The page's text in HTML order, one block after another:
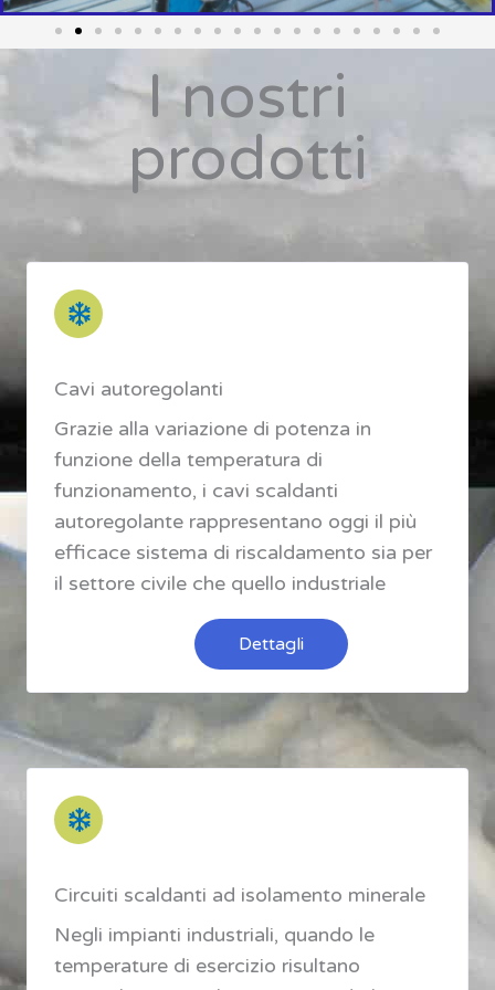
I nostri
prodotti
Cavi autoregolanti
Grazie alla variazione di potenza in
funzione della temperatura di
funzionamento, i cavi scaldanti
autoregolante rappresentano oggi il più
efficace sistema di riscaldamento sia per
il settore civile che quello industriale
Dettagli
Circuiti scaldanti ad isolamento minerale
Negli impianti industriali, quando le
temperature di esercizio risultano